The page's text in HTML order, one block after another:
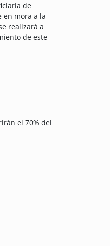
de
en mora a la
realizará a
de este
el 70% del